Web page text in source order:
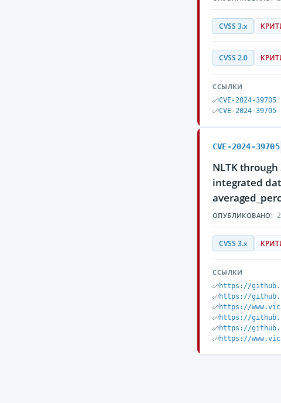
CVSS 3.x
CVSS 2.0
ССЫЛКИ
CVE-2024-39705
CVE-2024-39705
CVE-2024-39705
NLTK
integrated
ОПУБЛИКОВАНО:
CVSS 3.x
ССЫЛКИ
https://
https://
https://
https://
https://
https://